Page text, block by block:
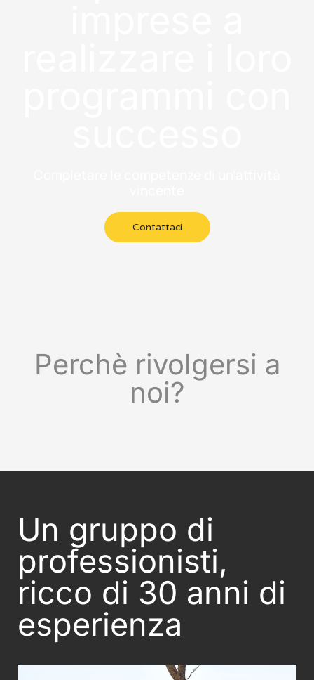
Contattaci
Perchè rivolgersi a
noi?
Un gruppo di
professionisti,
ricco di 30 anni di
esperienza